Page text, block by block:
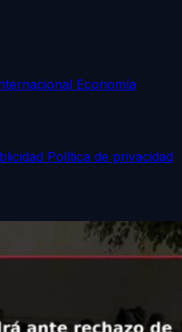
Economía
Política de privacidad